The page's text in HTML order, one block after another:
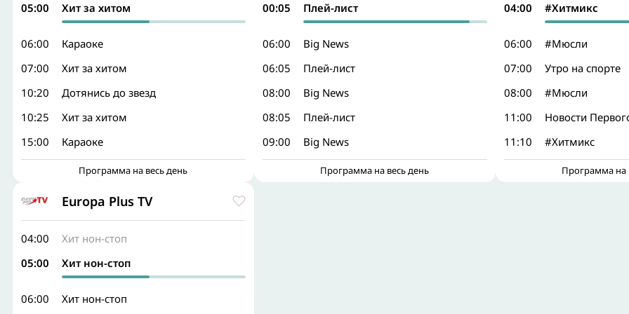
05:00
Хит за хитом
06:00
Караоке
07:00
Хит за хитом
10:20
Дотянись до звезд
10:25
Хит за хитом
15:00
Караоке
Программа на весь день
00:05
Плей-лист
06:00
Big News
06:05
Плей-лист
08:00
Big News
08:05
Плей-лист
09:00
Big News
Программа на весь день
04:00
#Хитмикс
06:00
#Мюсли
07:00
Утро на спорте
08:00
#Мюсли
11:00
Новости
11:10
#Хитмикс
Программа на
Europa Plus TV
04:00
Хит нон-стоп
05:00
Хит нон-стоп
06:00 Хит нон-стоп